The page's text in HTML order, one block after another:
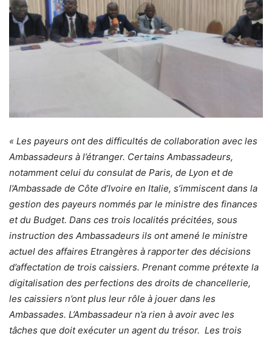
« Les payeurs ont des difficultés de collaboration avec les
Ambassadeurs à l’étranger. Certains Ambassadeurs,
notamment celui du consulat de Paris, de Lyon et de
l’Ambassade de Côte d’Ivoire en Italie, s’immiscent dans la
gestion des payeurs nommés par le ministre des finances
et du Budget. Dans ces trois localités précitées, sous
instruction des Ambassadeurs ils ont amené le ministre
actuel des affaires Etrangères à rapporter des décisions
d’affectation de trois caissiers. Prenant comme prétexte la
digitalisation des perfections des droits de chancellerie,
les caissiers n’ont plus leur rôle à jouer dans les
Ambassades. L’Ambassadeur n’a rien à avoir avec les
tâches que doit exécuter un agent du trésor. Les trois